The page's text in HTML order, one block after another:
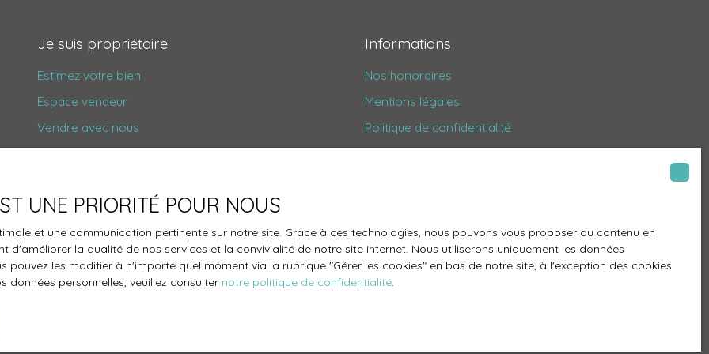
Je suis propriétaire
Estimez votre bien
Espace vendeur
Vendre avec nous
Informations
Nos honoraires
Mentions légales
Politique de confidentialité
UNE PRIORITÉ POUR NOUS
et une communication pertinente sur notre site. Grace à ces technologies, nous pouvons vous proposer du contenu en
la qualité de nos services et la convivialité de notre site internet. Nous utiliserons uniquement les données
pouvez les modifier à n'importe quel moment via la rubrique ″Gérer les cookies″ en bas de notre site, à l'exception des cookies
données personnelles, veuillez consulter notre politique de confidentialité.